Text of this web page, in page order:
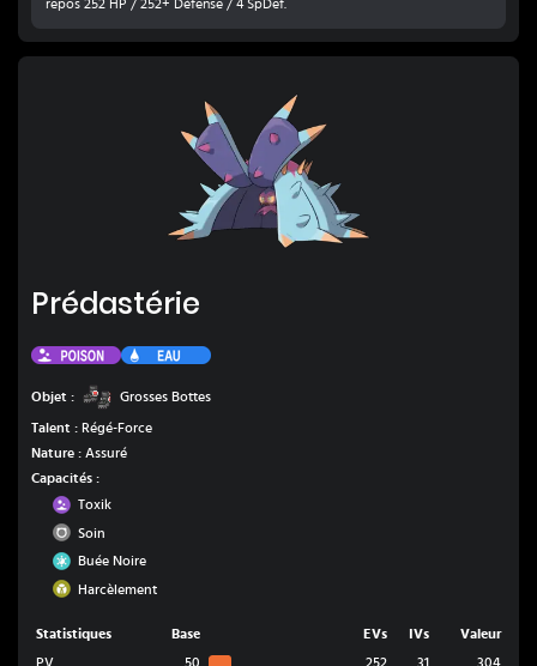
repos 252 HP / 252+ Défense / 4 SpDef.
Prédastérie
Poison Eau
Objet : Grosses Bottes
Talent : Régé-Force
Nature : Assuré
Capacités :
Poison
Toxik
Normal
Soin
Glace
Buée Noire
Insecte
Harcèlement
Statistiques Base EVs IVs
Valeur
PV
50 252 31 304